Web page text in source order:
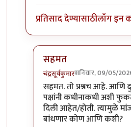
प्रतिसाद देण्यासाठीलॉग इन
सहमत
चंद्रसूर्यकुमारशनिवार, 09/05/
In reply toनिवडणूक
सहमत. तो प्रश्नच आहे. आणि
पक्षांनी कधीनाकधी अशी
दिली आहेत/होती. त्यामुळे
बांधणार कोण आणि कशी?